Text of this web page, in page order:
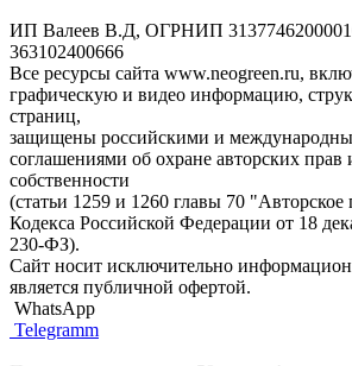
ИП Валеев В.Д, ОГРНИП
363102400666
Все ресурсы сайта www.neogreen.ru,
графическую и видео информацию,
страниц,
защищены российскими и
соглашениями об охране авторских прав
собственности
(статьи 1259 и 1260 главы 70
Кодекса Российской Федерации от 18
230-ФЗ).
Сайт носит исключительно
является публичной офертой.
WhatsApp
Telegramm